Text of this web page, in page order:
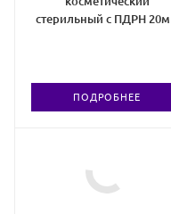
стерильный с ПДРН
ПОДРОБНЕЕ